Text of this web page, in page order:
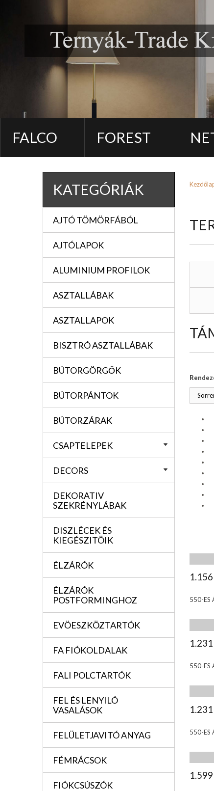
FALCO FOREST
KATEGÓRIÁK
AJTÓ TÖMÖRFÁBÓL
AJTÓLAPOK
ALUMINIUM PROFILOK
ASZTALLÁBAK
ASZTALLAPOK
BISZTRÓ ASZTALLÁBAK
BÚTORGÖRGŐK
BÚTORPÁNTOK
BÚTORZÁRAK
CSAPTELEPEK
DECORS
DEKORATIV
SZEKRÉNYLÁBAK
DISZLÉCEK ÉS
KIEGÉSZITÖIK
ÉLZÁRÓK
ÉLZÁRÓK
POSTFORMINGHOZ
EVÖESZKÖZTARTÓK
FA FIÓKOLDALAK
FALI POLCTARTÓK
FEL ÉS LENYILÓ
VASALÁSOK
FELÜLETJAVITÓ ANYAG
FÉMRÁCSOK
FIÓKCSÚSZÓK
550-ES
550-ES
550-ES